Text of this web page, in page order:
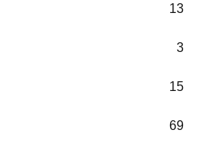
13
3
15
69